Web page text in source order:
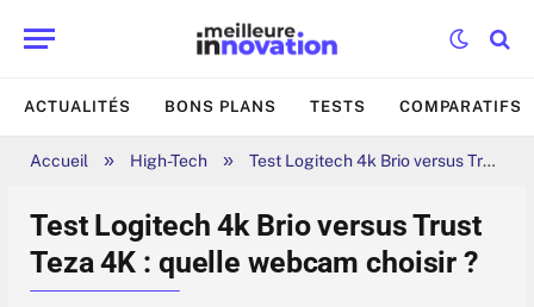
ACTUALITÉS BONS PLANS TESTS COMPARATIFS
Accueil » High-Tech » Test Logitech 4k Brio versus Trust Teza 4K : quelle webcam choisir ?
Test Logitech 4k Brio versus Trust
Teza 4K : quelle webcam choisir ?